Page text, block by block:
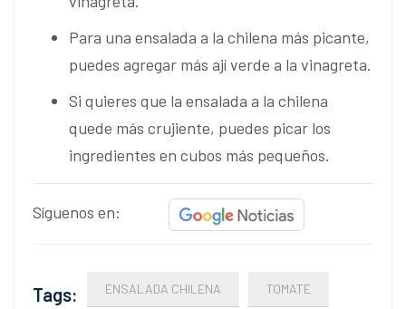
Para una ensalada a la chilena más picante,
puedes agregar más ají verde a la vinagreta.
Si quieres que la ensalada a la chilena
quede más crujiente, puedes picar los
ingredientes en cubos más pequeños.
Síguenos en:
Tags: ENSALADA CHILENA TOMATE